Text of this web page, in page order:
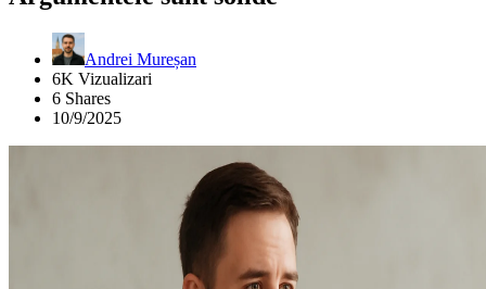
Andrei Mureșan
6K Vizualizari
6 Shares
10/9/2025